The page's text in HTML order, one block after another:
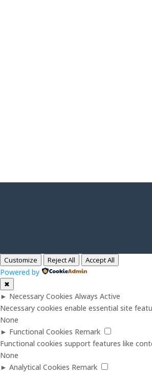
Customize Reject All Accept All
Powered by
✖
► Necessary Cookies Always Active
Necessary cookies enable essential site
None
► Functional Cookies Remark
Functional cookies support features like
None
► Analytical Cookies Remark